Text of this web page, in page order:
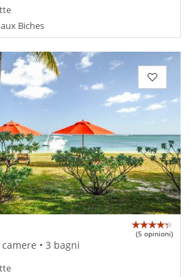
Biches
(5 opinioni)
• 3 bagni